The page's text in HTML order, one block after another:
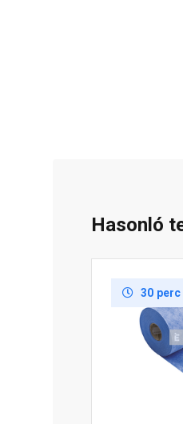
Hasonló
30